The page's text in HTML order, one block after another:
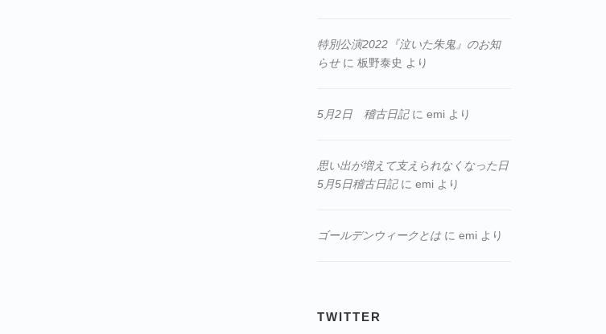
特別公演2022『泣いた朱鬼』のお知
らせに 板野泰史 より
5月2日 稽古日記に emi より
思い出が増えて支えられなくなった日
5月5日稽古日記に emi より
ゴールデンウィークとはに emi より
TWITTER